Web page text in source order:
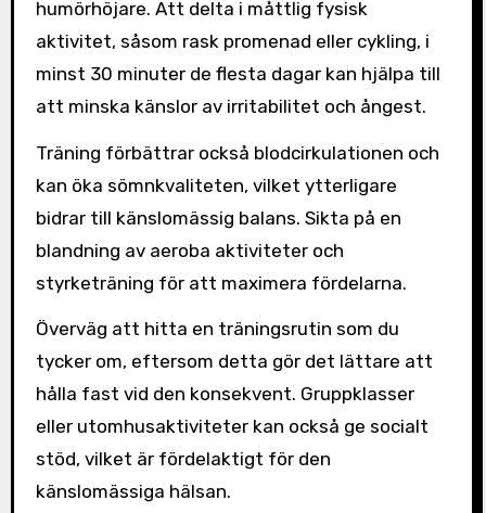
humörhöjare. Att delta i måttlig fysisk
aktivitet, såsom rask promenad eller cykling, i
minst 30 minuter de flesta dagar kan hjälpa till
att minska känslor av irritabilitet och ångest.
Träning förbättrar också blodcirkulationen och
kan öka sömnkvaliteten, vilket ytterligare
bidrar till känslomässig balans. Sikta på en
blandning av aeroba aktiviteter och
styrketräning för att maximera fördelarna.
Överväg att hitta en träningsrutin som du
tycker om, eftersom detta gör det lättare att
hålla fast vid den konsekvent. Gruppklasser
eller utomhusaktiviteter kan också ge socialt
stöd, vilket är fördelaktigt för den
känslomässiga hälsan.